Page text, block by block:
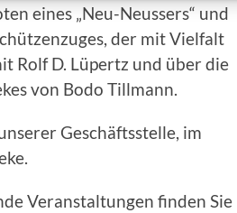
eines „Neu-Neussers“ und
der mit Vielfalt
Rolf D. Lüpertz und über die
von Bodo Tillmann.
Geschäftsstelle, im
Veranstaltungen finden Sie